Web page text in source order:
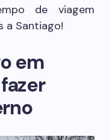
de viagem
a Santiago!
em